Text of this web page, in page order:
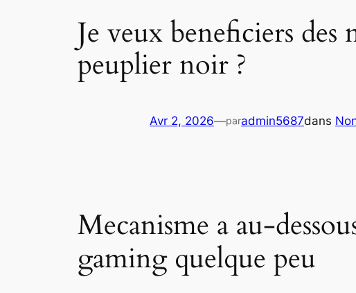
Je veux beneficiers des
peuplier noir ?
Avr 2, 2026—paradmin5687dans
Mecanisme a au-
gaming quelque peu